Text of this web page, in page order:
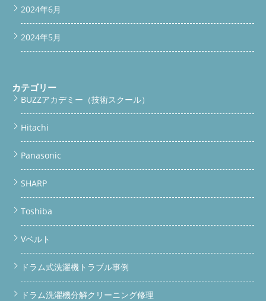
2024年6月
2024年5月
カテゴリー
BUZZアカデミー（技術スクール）
Hitachi
Panasonic
SHARP
Toshiba
Vベルト
ドラム式洗濯機トラブル事例
ドラム洗濯機分解クリーニング修理